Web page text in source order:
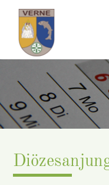
Suchbegriffe